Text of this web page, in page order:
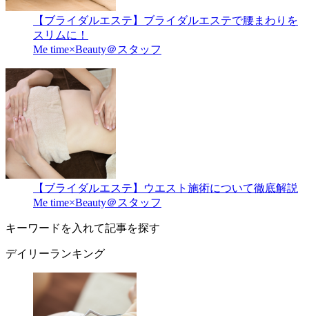
【ブライダルエステ】ブライダルエステで腰まわりを
スリムに！
Me time×Beauty＠スタッフ
【ブライダルエステ】ウエスト施術について徹底解説
Me time×Beauty＠スタッフ
キーワードを入れて記事を探す
デイリーランキング